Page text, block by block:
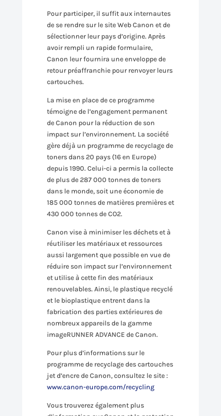
Pour participer, il suffit aux internautes
de se rendre sur le site Web Canon et de
sélectionner leur pays d’origine. Après
avoir rempli un rapide formulaire,
Canon leur fournira une enveloppe de
retour préaffranchie pour renvoyer leurs
cartouches.
La mise en place de ce programme
témoigne de l’engagement permanent
de Canon pour la réduction de son
impact sur l’environnement. La société
gère déjà un programme de recyclage de
toners dans 20 pays (16 en Europe)
depuis 1990. Celui-ci a permis la collecte
de plus de 287 000 tonnes de toners
dans le monde, soit une économie de
185 000 tonnes de matières premières et
430 000 tonnes de CO2.
Canon vise à minimiser les déchets et à
réutiliser les matériaux et ressources
aussi largement que possible en vue de
réduire son impact sur l’environnement
et utilise à cette fin des matériaux
renouvelables. Ainsi, le plastique recyclé
et le bioplastique entrent dans la
fabrication des parties extérieures de
nombreux appareils de la gamme
imageRUNNER ADVANCE de Canon.
Pour plus d’informations sur le
programme de recyclage des cartouches
jet d’encre de Canon, consultez le site :
www.canon-europe.com/recycling
Vous trouverez également plus